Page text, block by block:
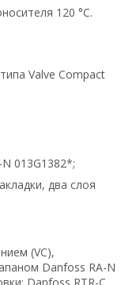
120 °С.
Valve Compact
013G1382*;
два слоя
(VC),
Danfoss RA-N